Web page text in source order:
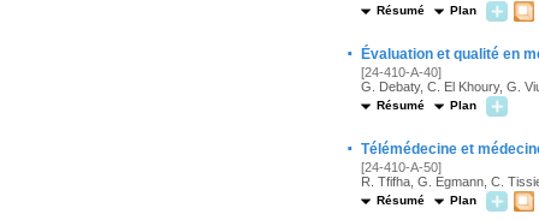
Résumé Plan
· Évaluation et qualité en
[24-410-A-40]
G. Debaty, C. El Khoury, G.
Résumé Plan
· Télémédecine et
[24-410-A-50]
R. Tfifha, G. Egmann, C.
Résumé Plan